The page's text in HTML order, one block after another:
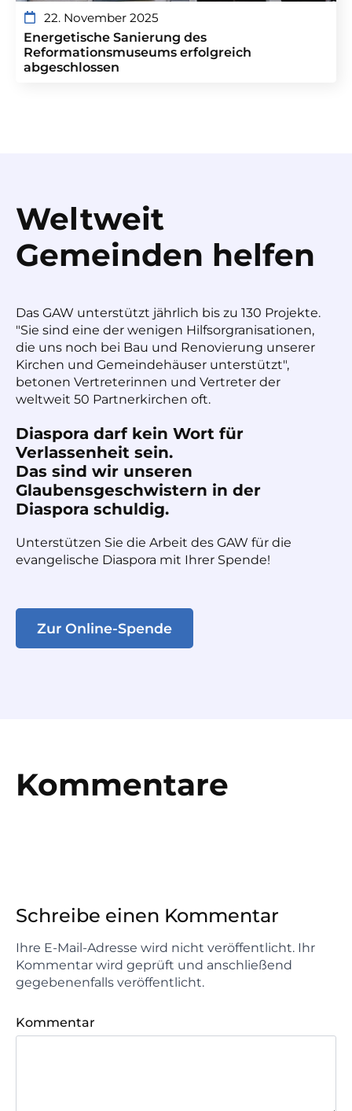
22. November 2025
Energetische Sanierung des
Reformationsmuseums erfolgreich
abgeschlossen
Weltweit
Gemeinden helfen
Das GAW unterstützt jährlich bis zu 130 Projekte.
"Sie sind eine der wenigen Hilfsorgranisationen,
die uns noch bei Bau und Renovierung unserer
Kirchen und Gemeindehäuser unterstützt",
betonen Vertreterinnen und Vertreter der
weltweit 50 Partnerkirchen oft.
Diaspora darf kein Wort für
Verlassenheit sein.
Das sind wir unseren
Glaubensgeschwistern in der
Diaspora schuldig.
Unterstützen Sie die Arbeit des GAW für die
evangelische Diaspora mit Ihrer Spende!
Zur Online-Spende
Kommentare
Schreibe einen Kommentar
Ihre E-Mail-Adresse wird nicht veröffentlicht. Ihr
Kommentar wird geprüft und anschließend
gegebenenfalls veröffentlicht.
Kommentar